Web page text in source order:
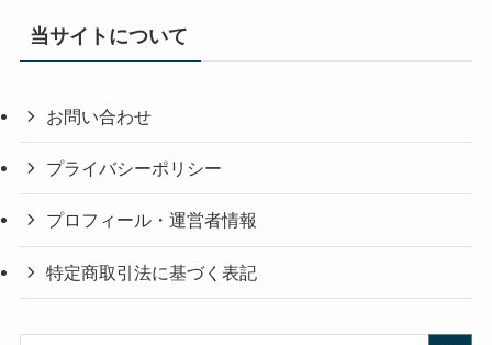
当サイトについて
お問い合わせ
プライバシーポリシー
プロフィール・運営者情報
特定商取引法に基づく表記